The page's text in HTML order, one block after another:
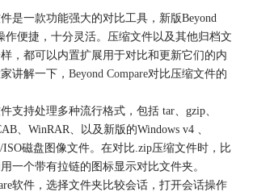
件是一款功能强大的对比工具，新版Beyond
作便捷，十分灵活。压缩文件以及其他归档文
，都可以内置扩展用于对比和更新它们的内
讲解一下， Beyond Compare对比压缩文件的
支持处理多种流行格式，包括 tar、gzip、
、WinRAR、以及新版的Windows v4 、
磁盘图像文件。在对比.zip压缩文件时，比
一个带有拉链的图标显示对比文件夹。
软件，选择文件夹比较会话，打开会话操作